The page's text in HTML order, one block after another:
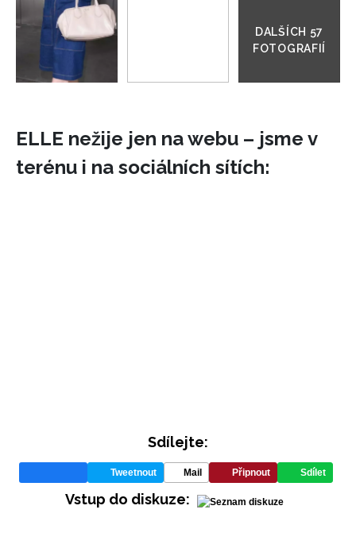
galerie
ELLE nežije jen na webu – jsme v
terénu i na sociálních sítích:
Sdílejte:
Tweetnout Mail Připnout Sdílet
Vstup do diskuze: